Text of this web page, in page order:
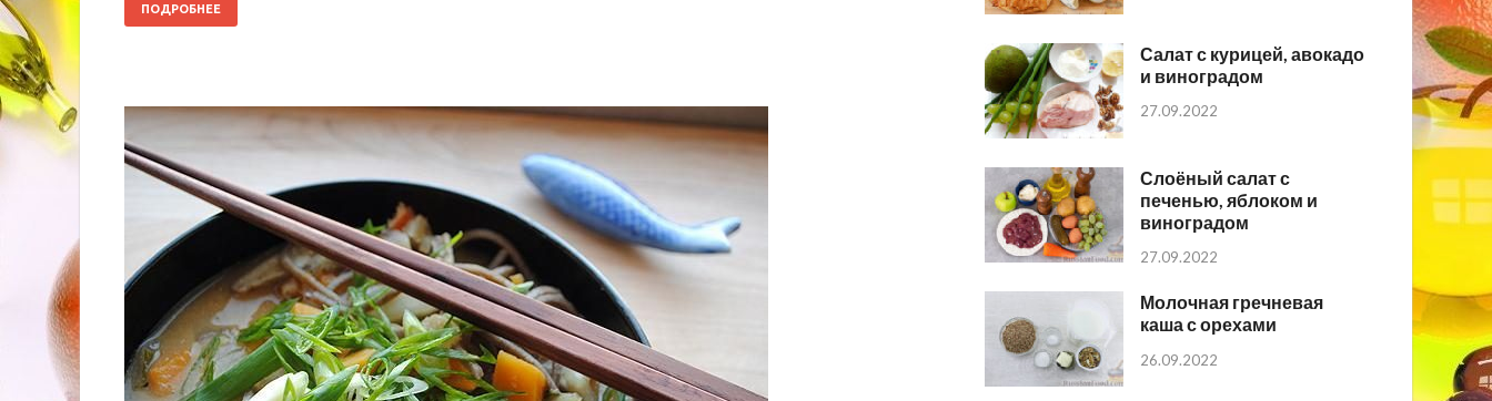
ПОДРОБНЕЕ
Салат с курицей, авокадо
и виноградом
27.09.2022
Слоёный салат с
печенью, яблоком и
виноградом
27.09.2022
Молочная гречневая
каша с орехами
26.09.2022